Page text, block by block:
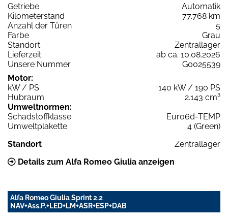
Getriebe
Automatik
Kilometerstand
77.768 km
Anzahl der Türen
5
Farbe
Grau
Standort
Zentrallager
Lieferzeit
ab ca. 10.08.2026
Unsere Nummer
G0025539
Motor:
kW / PS
140 kW / 190 PS
Hubraum
2.143 cm³
Umweltnormen:
Schadstoffklasse
Euro6d-TEMP
Umweltplakette
4 (Green)
Standort
Zentrallager
Details zum Alfa Romeo Giulia anzeigen
Alfa Romeo Giulia Sprint 2.2
NAV+Ass.P.+LED+LM+ASR+ESP+DAB